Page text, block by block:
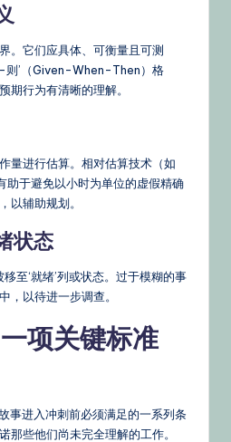
。它们应具体、可衡量且可测
则’（Given-When-Then）格
期行为有清晰的理解。
量进行估算。相对估算技术（如
助于避免以小时为单位的虚假精确
以辅助规划。
状态
移至‘就绪’列或状态。过于模糊的事
，以待进一步调查。
项关键标准
事进入冲刺前必须满足的一系列条
那些他们尚未完全理解的工作。